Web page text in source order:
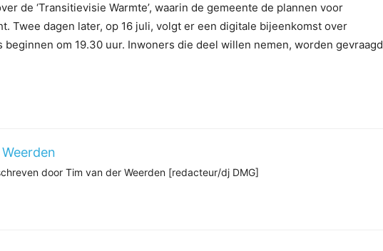
de ‘Transitievisie Warmte’, waarin de gemeente de plannen voor
Twee dagen later, op 16 juli, volgt er een digitale bijeenkomst over
om 19.30 uur. Inwoners die deel willen nemen, worden gevraagd
door Tim van der Weerden [redacteur/dj DMG]